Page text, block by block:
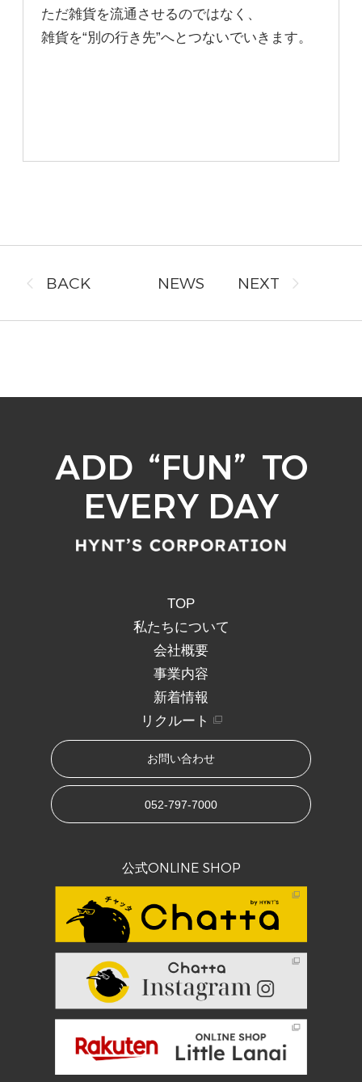
ただ雑貨を流通させるのではなく、
雑貨を“別の行き先”へとつないでいきます。
BACK NEWS NEXT
ADD “FUN” TO
EVERY DAY
TOP
私たちについて
会社概要
事業内容
新着情報
リクルート
お問い合わせ
052-797-7000
公式ONLINE SHOP